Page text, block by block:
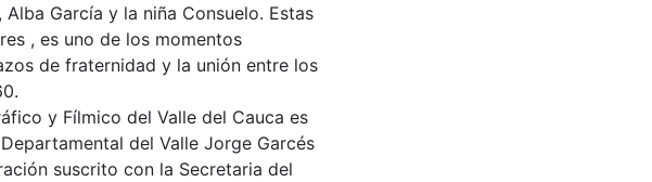
García y la niña Consuelo. Estas
, es uno de los momentos
de fraternidad y la unión entre los
y Fílmico del Valle del Cauca es
del Valle Jorge Garcés
suscrito con la Secretaria del